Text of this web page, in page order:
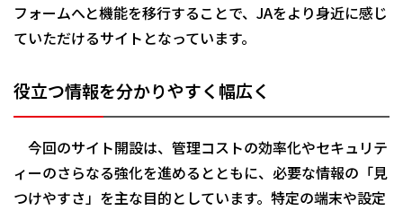
フォームへと機能を移行することで、JAをより身近に感じ
ていただけるサイトとなっています。
役立つ情報を分かりやすく幅広く
今回のサイト開設は、管理コストの効率化やセキュリテ
ィーのさらなる強化を進めるとともに、必要な情報の「見
つけやすさ」を主な目的としています。特定の端末や設定